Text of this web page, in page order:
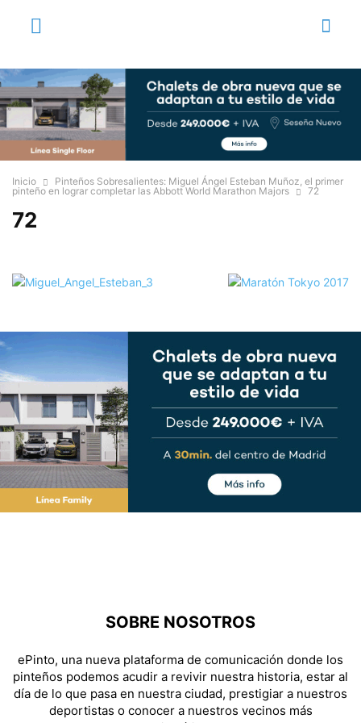
Inicio
Pinteños Sobresalientes: Miguel Ángel Esteban Muñoz, el primer
pinteño en lograr completar las Abbott World Marathon Majors
72
72
SOBRE NOSOTROS
ePinto, una nueva plataforma de comunicación donde los
pinteños podemos acudir a revivir nuestra historia, estar al
día de lo que pasa en nuestra ciudad, prestigiar a nuestros
deportistas o conocer a nuestros vecinos más